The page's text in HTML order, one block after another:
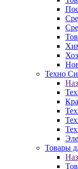
Техно
Товары